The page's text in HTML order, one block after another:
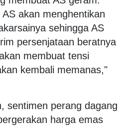
akan menghentikan
sehingga AS
persenjataan beratnya
membuat tensi
kembali memanas,"
sentimen perang dagang
harga emas